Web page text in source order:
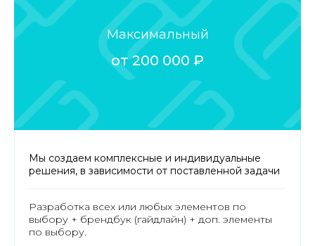
Максимальный
от 200 000 ₽
Мы создаем комплексные и индивидуальные
решения, в зависимости от поставленной задачи
Разработка всех или любых элементов по
выбору + брендбук (гайдлайн) + доп. элементы
по выбору.